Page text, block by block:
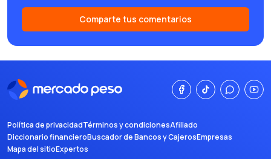
Comparte tus comentarios
Política de privacidadTérminos y condicionesAfiliado
Diccionario financieroBuscador de Bancos y CajerosEmpresas
Mapa del sitioExpertos